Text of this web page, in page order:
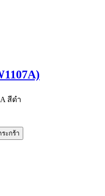
สีดำ